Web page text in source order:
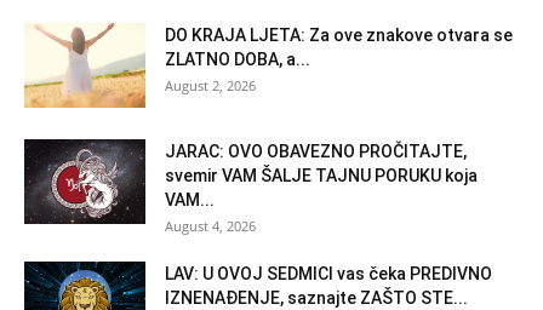
DO KRAJA LJETA: Za ove znakove otvara se
ZLATNO DOBA, a...
August 2, 2026
JARAC: OVO OBAVEZNO PROČITAJTE,
svemir VAM ŠALJE TAJNU PORUKU koja
VAM...
August 4, 2026
LAV: U OVOJ SEDMICI vas čeka PREDIVNO
IZNENAĐENJE, saznajte ZAŠTO STE...